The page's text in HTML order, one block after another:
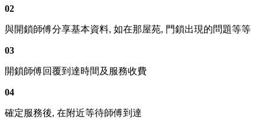
02
與開鎖師傅分享基本資料, 如在那屋苑, 門鎖出現的問題等等
03
開鎖師傅回覆到達時間及服務收費
04
確定服務後, 在附近等待師傅到達